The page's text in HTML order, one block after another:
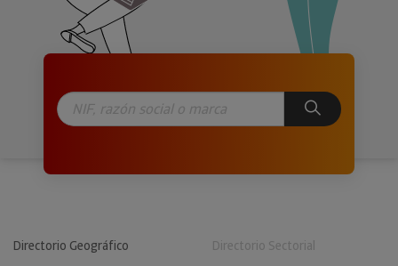
Directorio Geográfico Directorio Sectorial